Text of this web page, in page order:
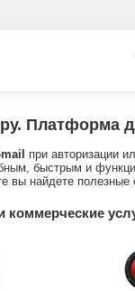
Платформа
при авторизации
быстрым и
найдете полезные
коммерческие